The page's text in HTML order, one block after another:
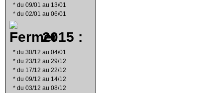
* du 09/01 au 13/01
* du 02/01 au 06/01
2015 :
* du 30/12 au 04/01
* du 23/12 au 29/12
* du 17/12 au 22/12
* du 09/12 au 14/12
* du 03/12 au 08/12